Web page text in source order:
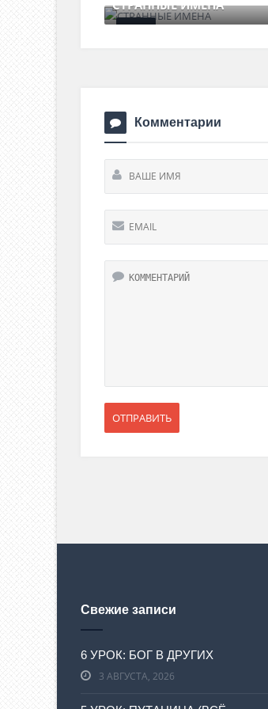
СТРАННЫЕ ИМЕНА
Комментарии
Свежие записи
6 УРОК: БОГ В ДРУГИХ
3 АВГУСТА, 2026